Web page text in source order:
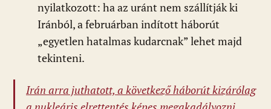
nyilatkozott: ha az uránt nem szállítják ki
Iránból, a februárban indított háborút
„egyetlen hatalmas kudarcnak” lehet majd
tekinteni.
Irán arra juthatott, a következő háborút kizárólag